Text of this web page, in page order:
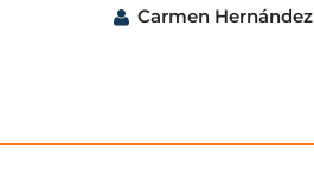
Carmen Hernández